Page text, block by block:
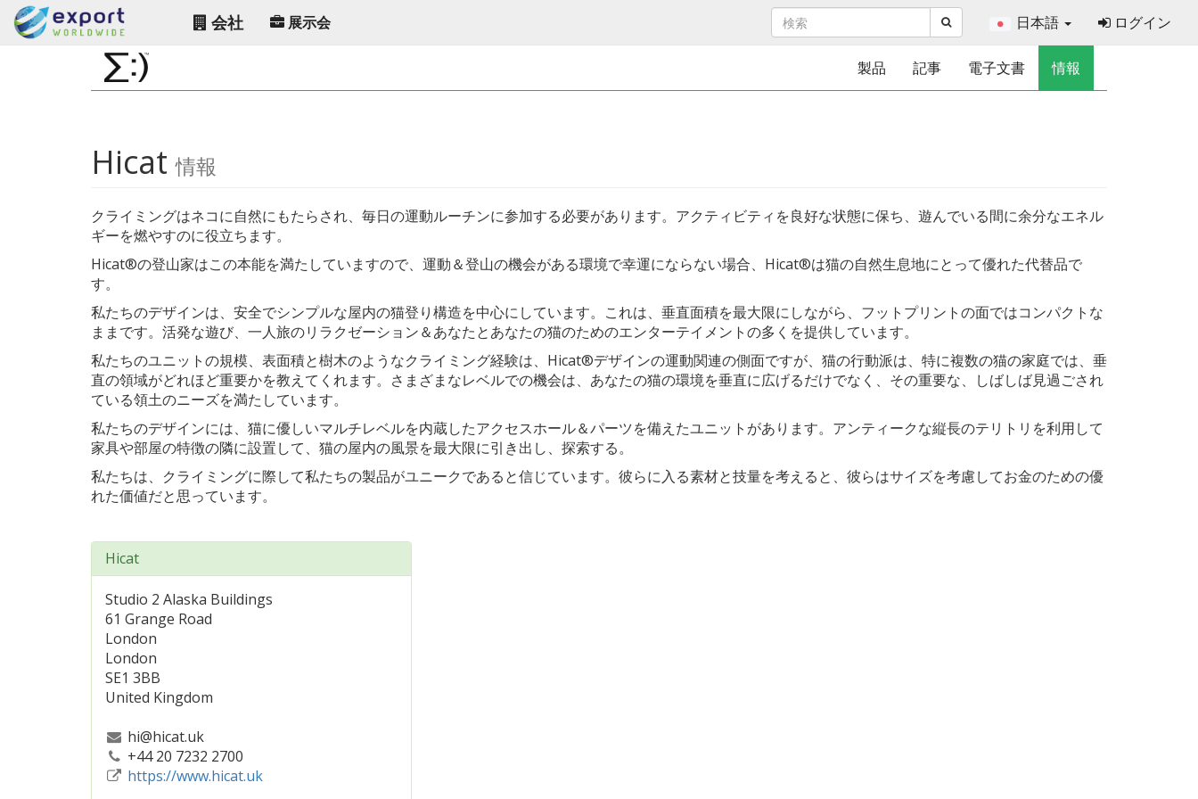
会社 展示会 日本語 ログイン
製品 記事 電子文書 情報
Hicat情報
クライミングはネコに自然にもたらされ、毎日の運動ルーチンに参加する必要があります。アクティビティを良好な状態に保ち、遊んでいる間に余分なエネル
ギーを燃やすのに役立ちます。
Hicat®の登山家はこの本能を満たしていますので、運動＆登山の機会がある環境で幸運にならない場合、Hicat®は猫の自然生息地にとって優れた代替品で
す。
私たちのデザインは、安全でシンプルな屋内の猫登り構造を中心にしています。これは、垂直面積を最大限にしながら、フットプリントの面ではコンパクトな
ままです。活発な遊び、一人旅のリラクゼーション＆あなたとあなたの猫のためのエンターテイメントの多くを提供しています。
私たちのユニットの規模、表面積と樹木のようなクライミング経験は、Hicat®デザインの運動関連の側面ですが、猫の行動派は、特に複数の猫の家庭では、垂
直の領域がどれほど重要かを教えてくれます。さまざまなレベルでの機会は、あなたの猫の環境を垂直に広げるだけでなく、その重要な、しばしば見過ごされ
ている領土のニーズを満たしています。
私たちのデザインには、猫に優しいマルチレベルを内蔵したアクセスホール＆パーツを備えたユニットがあります。アンティークな縦長のテリトリを利用して
家具や部屋の特徴の隣に設置して、猫の屋内の風景を最大限に引き出し、探索する。
私たちは、クライミングに際して私たちの製品がユニークであると信じています。彼らに入る素材と技量を考えると、彼らはサイズを考慮してお金のための優
れた価値だと思っています。
Hicat
Studio 2 Alaska Buildings
61 Grange Road
London
London
SE1 3BB
United Kingdom
hi@hicat.uk
+44 20 7232 2700
https://www.hicat.uk